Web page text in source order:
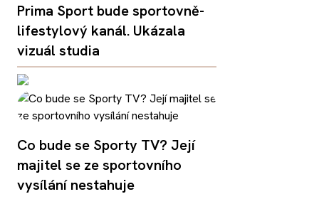
Prima Sport bude sportovně-
lifestylový kanál. Ukázala
vizuál studia
Co bude se Sporty TV? Její
majitel se ze sportovního
vysílání nestahuje